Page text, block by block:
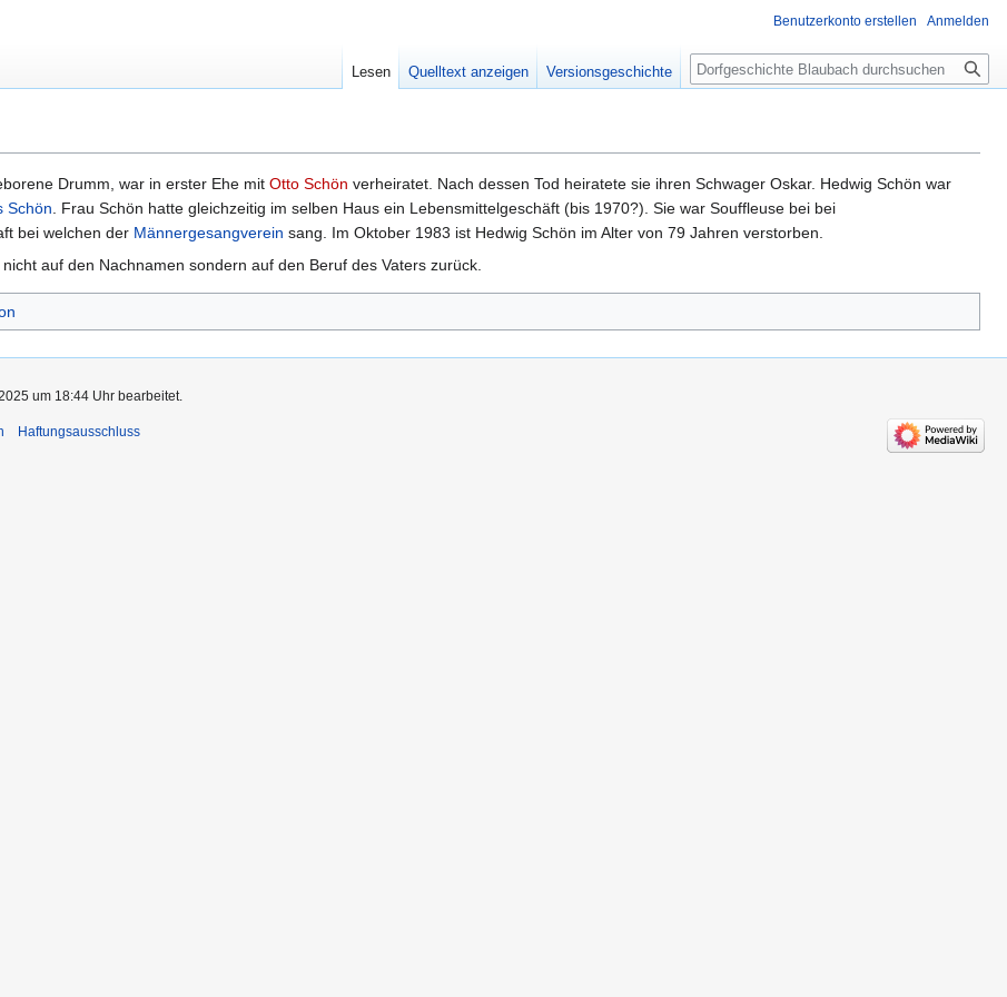
Drumm, war in erster Ehe mit Otto Schön verheiratet. Nach dessen Tod heiratete sie ihren Schwager Oskar. Hedwig Schön war
Schön. Frau Schön hatte gleichzeitig im selben Haus ein Lebensmittelgeschäft (bis 1970?). Sie war Souffleuse bei bei
bei welchen der Männergesangverein sang. Im Oktober 1983 ist Hedwig Schön im Alter von 79 Jahren verstorben.
auf den Nachnamen sondern auf den Beruf des Vaters zurück.
Benutzerkonto erstellen Anmelden
Lesen Quelltext anzeigen Versionsgeschichte Suche
um 18:44 Uhr bearbeitet.
Haftungsausschluss